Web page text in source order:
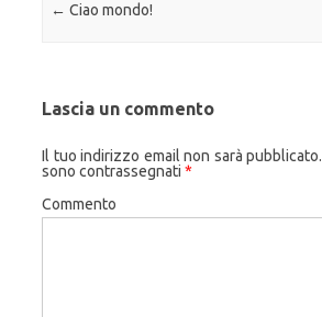
Navigazione articolo
← Ciao mondo!
Lascia un commento
Il tuo indirizzo email non sarà pubblicato.
sono contrassegnati *
Commento